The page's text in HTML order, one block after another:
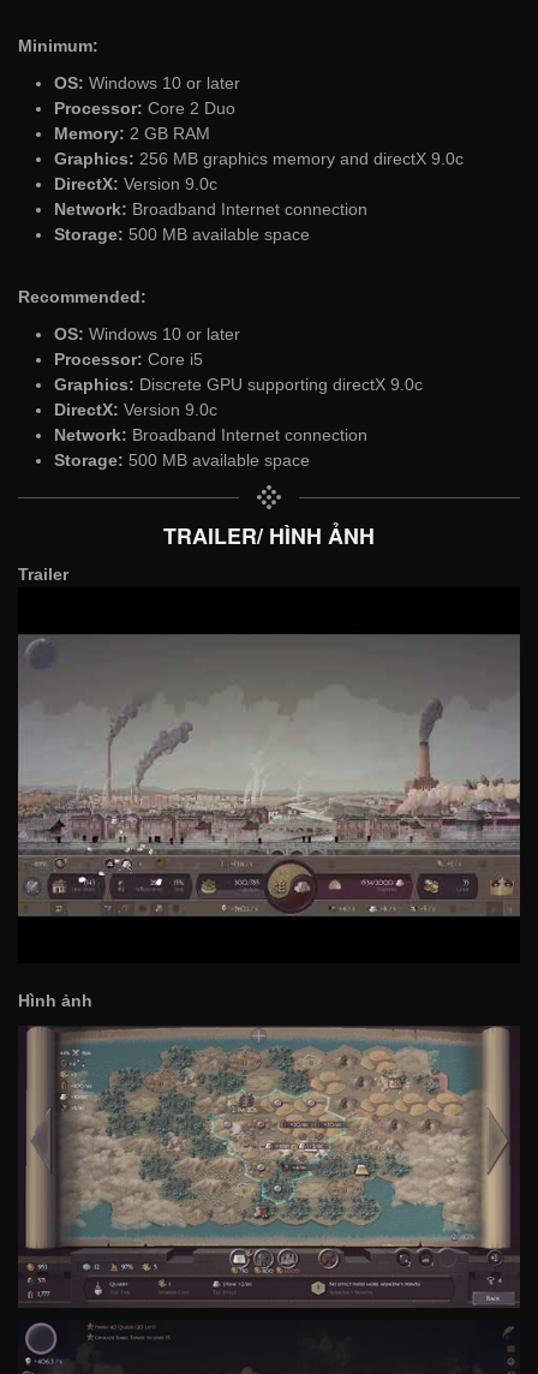
Minimum:
OS: Windows 10 or later
Processor: Core 2 Duo
Memory: 2 GB RAM
Graphics: 256 MB graphics memory and directX 9.0c
DirectX: Version 9.0c
Network: Broadband Internet connection
Storage: 500 MB available space
Recommended:
OS: Windows 10 or later
Processor: Core i5
Graphics: Discrete GPU supporting directX 9.0c
DirectX: Version 9.0c
Network: Broadband Internet connection
Storage: 500 MB available space
TRAILER/ HÌNH ẢNH
Trailer
Hình ảnh